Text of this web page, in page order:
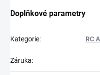
Doplňkové parametry
Kategorie: RC
Záruka: